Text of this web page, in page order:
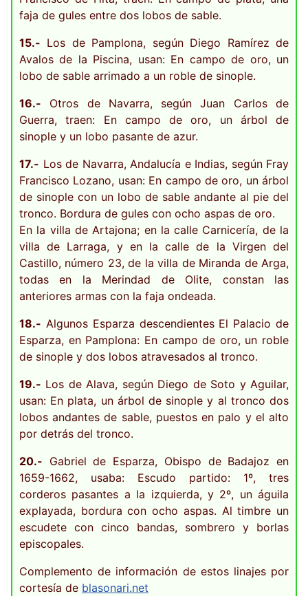
faja de gules entre dos lobos de sable.
15.- Los de Pamplona, según Diego Ramírez de
Avalos de la Piscina, usan: En campo de oro, un
lobo de sable arrimado a un roble de sinople.
16.- Otros de Navarra, según Juan Carlos de
Guerra, traen: En campo de oro, un árbol de
sinople y un lobo pasante de azur.
17.- Los de Navarra, Andalucía e Indias, según Fray
Francisco Lozano, usan: En campo de oro, un árbol
de sinople con un lobo de sable andante al pie del
tronco. Bordura de gules con ocho aspas de oro.
En la villa de Artajona; en la calle Carnicería, de la
villa de Larraga, y en la calle de la Virgen del
Castillo, número 23, de la villa de Miranda de Arga,
todas en la Merindad de Olite, constan las
anteriores armas con la faja ondeada.
18.- Algunos Esparza descendientes El Palacio de
Esparza, en Pamplona: En campo de oro, un roble
de sinople y dos lobos atravesados al tronco.
19.- Los de Alava, según Diego de Soto y Aguilar,
usan: En plata, un árbol de sinople y al tronco dos
lobos andantes de sable, puestos en palo y el alto
por detrás del tronco.
20.- Gabriel de Esparza, Obispo de Badajoz en
1659-1662, usaba: Escudo partido: 1º, tres
corderos pasantes a la izquierda, y 2º, un águila
explayada, bordura con ocho aspas. Al timbre un
escudete con cinco bandas, sombrero y borlas
episcopales.
Complemento de información de estos linajes por
cortesía de blasonari.net